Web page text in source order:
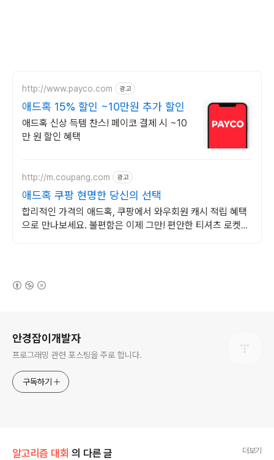
http://www.payco.com 광고
애드혹 15% 할인 ~10만원 추가 할인
애드혹 신상 득템 찬스! 페이코 결제 시 ~10
만 원 할인 혜택
http://m.coupang.com 광고
애드혹 쿠팡 현명한 당신의 선택
합리적인 가격의 애드혹, 쿠팡에서 와우회원 캐시 적립 혜택
으로 만나보세요. 불편함은 이제 그만! 편안한 티셔츠 로켓배
안경잡이개발자
프로그래밍 관련 포스팅을 주로 합니다.
구독하기
알고리즘 대회 의 다른 글 더보기